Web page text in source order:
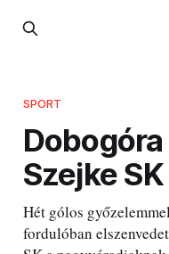
SPORT
Szejke SK
Hét gólos
fordulóban